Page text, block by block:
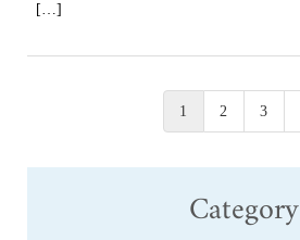
[…]
1 2 3
Category